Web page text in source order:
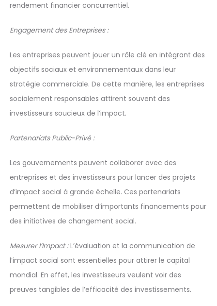
rendement financier concurrentiel.
Engagement des Entreprises :
Les entreprises peuvent jouer un rôle clé en intégrant des
objectifs sociaux et environnementaux dans leur
stratégie commerciale. De cette manière, les entreprises
socialement responsables attirent souvent des
investisseurs soucieux de l’impact.
Partenariats Public-Privé :
Les gouvernements peuvent collaborer avec des
entreprises et des investisseurs pour lancer des projets
d’impact social à grande échelle. Ces partenariats
permettent de mobiliser d’importants financements pour
des initiatives de changement social.
Mesurer l’Impact :L’évaluation et la communication de
l’impact social sont essentielles pour attirer le capital
mondial. En effet, les investisseurs veulent voir des
preuves tangibles de l’efficacité des investissements.